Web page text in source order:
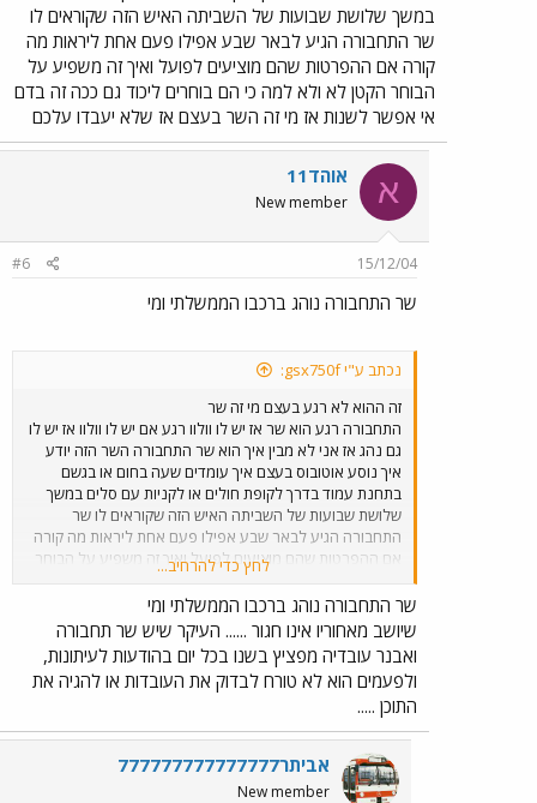
מצליחים רק בקושי להרגיע את הציבור. בנוסף הם נאלצים לספוג את זעם
חבריהם השובתים. "כל פעם שאני יוצא לנסיעה צועקים לי בוגד", מספר
ד', אחד הנהגים שממשיך לעבוד. "כרגע אנחנו מצליחים להפעיל 40 אחוז
מהתחבורה וזה הולך ומשתפר. כל יום עוברים אלינו עוד ועוד נהגים, למרות
שמאיימים עליהם ועל המשפחות שלהם", אומר אילן קרני, מנכ"ל מטרודן.
קרני מסרב בתוקף לדון עם ועד העובדים ולדרישתם להסכם עבודה קיבוצי.
הוא אומר. "אנחנו לא רוצים לנהל את החברה, אנחנו רק רוצים שבן אדם
שעובד 12 שעות יוכל להסתכל לילדים שלו בעיניים", אומר בתגובה עוזי
בוקנט, אחד הנהגים השובתים. כדי לחזק את השובתים חילק שלשום מאיר
בביוף, יו"ר ההסתדרות במרחב הנגב, "דמי שביתה" לנהגים. ממשרד
התחבורה נמסר, כי "המשרד עוקב אחר הנעשה בחברה ומקווה כי
העובדים ישובו במהרה לעבודה. אנו עושים מאמצים למצוא פתרונות
באר שבע, מסר בשמו של טרנר: "מדובר בחברה פרטית ואין לנו שום
במשך שלושת שבועות של השביתה האיש הזה שקוראים לו
שר התחבורה הגיע לבאר שבע אפילו פעם אחת ליראות מה
קורה אם ההפרטות שהם מוציעים לפועל ואיך זה משפיע על
הבוחר הקטן לא ולא למה כי הם בוחרים ליכוד גם ככה זה בדם
אי אפשר לשנות אז מי זה השר בעצם אז שלא יעבדו עלכם
א אוהד11
New member
15/12/04
#6
שר התחבורה נוהג ברכבו הממשלתי ומי
נכתב ע"י gsx750f:
זה ההוא לא רגע בעצם מי זה שר
התחבורה רגע הוא שר אז יש לו וולוו רגע אם יש לו וולוו אז יש לו
גם נהג אז אני לא מבין איך הוא שר התחבורה השר הזה יודע
איך נוסע אוטובוס בעצם איך עומדים שעה בחום או בגשם
בתחנת עמוד בדרך לקופת חולים או לקניות עם סלים במשך
שלושת שבועות של השביתה האיש הזה שקוראים לו שר
התחבורה הגיע לבאר שבע אפילו פעם אחת ליראות מה קורה
אם ההפרטות שהם מוציעים לפועל ואיך זה משפיע על הבוחר
הקטן לא ולא למה כי הם בוחרים ליכוד גם ככה זה בדם אי
אפשר לשנות אז מי זה השר בעצם אז שלא יעבדו עלכם
לחץ כדי להרחיב...
שר התחבורה נוהג ברכבו הממשלתי ומי
שיושב מאחוריו אינו חגור ...... העיקר שיש שר תחבורה
ואבנר עובדיה מפציץ בשנו בכל יום בהודעות לעיתונות,
ולפעמים הוא לא טורח לבדוק את העובדות או להגיה את
התוכן .....
אביתר777777777777777
New member